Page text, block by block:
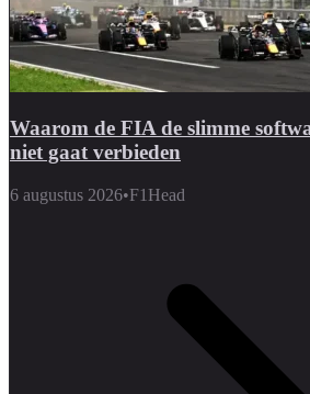
Waarom de FIA de slimme
niet gaat verbieden
6 augustus 2026•F1Head